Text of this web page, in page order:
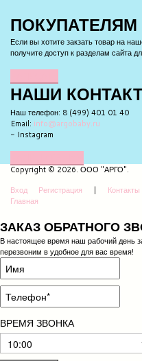
ПОКУПАТЕЛЯМ
Если вы хотите закзать товар на
получите доступ к разделам сайта
НАШИ
Наш телефон: 8 (499) 401 01 40
Email: info@argobaby.ru
- Instagram
Copyright © 2026. ООО "АРГО".
Вход
Регистрация | Контакты
Главная
ЗАКАЗ ОБРАТНОГО
В настоящее время наш рабочий день
перезвоним в удобное для вас время!
ВРЕМЯ ЗВОНКА